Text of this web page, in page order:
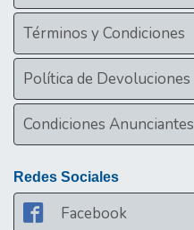
Términos y Condiciones
Política de Devoluciones
Condiciones Anunciantes
Redes Sociales
Facebook